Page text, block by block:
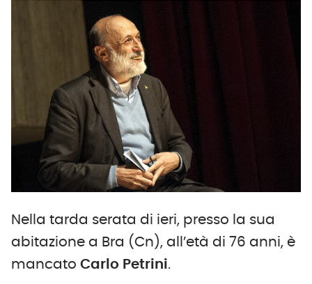
Nella tarda serata di ieri, presso la sua
abitazione a Bra (Cn), all’età di 76 anni, è
mancato Carlo Petrini.